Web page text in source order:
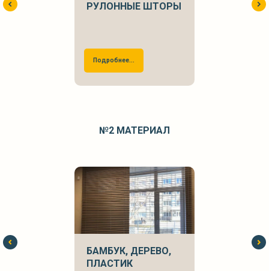
РУЛОННЫЕ ШТОРЫ
Подробнее...
№2 МАТЕРИАЛ
БАМБУК, ДЕРЕВО,
ПЛАСТИК